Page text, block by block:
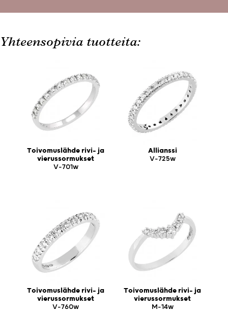
Yhteensopivia tuotteita:
Toivomuslähde rivi- ja
vierussormukset
V-701w
Allianssi
V-725w
Toivomuslähde rivi- ja
vierussormukset
V-760w
Toivomuslähde rivi- ja
vierussormukset
M-14w